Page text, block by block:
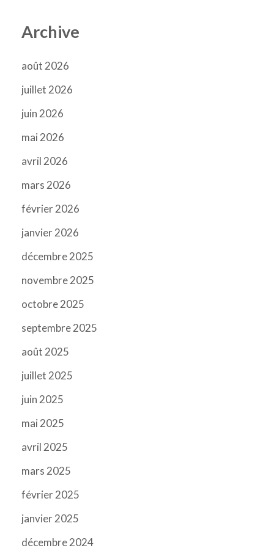
Archive
août 2026
juillet 2026
juin 2026
mai 2026
avril 2026
mars 2026
février 2026
janvier 2026
décembre 2025
novembre 2025
octobre 2025
septembre 2025
août 2025
juillet 2025
juin 2025
mai 2025
avril 2025
mars 2025
février 2025
janvier 2025
décembre 2024